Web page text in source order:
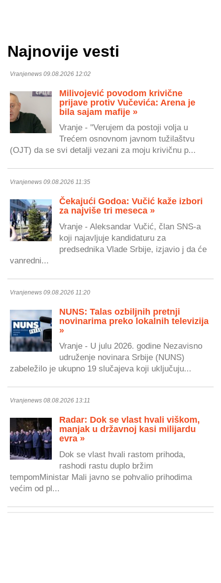
Najnovije vesti
Vranjenews 09.08.2026 12:02
Milivojević povodom krivične
prijave protiv Vučevića: Arena je
bila sajam mafije »
Vranje - "Verujem da postoji volja u
Trećem osnovnom javnom tužilaštvu
(OJT) da se svi detalji vezani za moju krivičnu p...
Vranjenews 09.08.2026 11:35
Čekajući Godoa: Vučić kaže izbori
za najviše tri meseca »
Vranje - Aleksandar Vučić, član SNS-a
koji najavljuje kandidaturu za
predsednika Vlade Srbije, izjavio j da će
vanredni...
Vranjenews 09.08.2026 11:20
NUNS: Talas ozbiljnih pretnji
novinarima preko lokalnih televizija
»
Vranje - U julu 2026. godine Nezavisno
udruženje novinara Srbije (NUNS)
zabeležilo je ukupno 19 slučajeva koji uključuju...
Vranjenews 08.08.2026 13:11
Radar: Dok se vlast hvali viškom,
manjak u državnoj kasi milijardu
evra »
Dok se vlast hvali rastom prihoda,
rashodi rastu duplo bržim
tempomMinistar Mali javno se pohvalio prihodima
većim od pl...